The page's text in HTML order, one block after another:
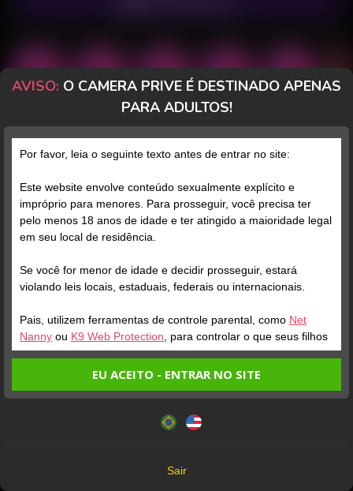
POSTS FANCLUB PAGOS AVALIAÇÕES
Posts (174) Fotos (72) Vídeos
Grátis
Verifique sua conta Verifique sua conta
1
Este website utiliza cookies e tecnologias semelhantes de
Política de Privacidade
você concorda com estes termos.
AVISO: O CAMERA PRIVE É DESTINADO APENAS
PARA ADULTOS!
Por favor, leia o seguinte texto antes de entrar no site:
Este website envolve conteúdo sexualmente explícito e
impróprio para menores. Para prosseguir, você precisa ter
pelo menos 18 anos de idade e ter atingido a maioridade legal
em seu local de residência.
Se você for menor de idade e decidir prosseguir, estará
violando leis locais, estaduais, federais ou internacionais.
Pais, utilizem ferramentas de controle parental, como Net
Nanny ou K9 Web Protection, para controlar o que seus filhos
veem.
fatos:
Tenho ao menos 18 anos de idade e sou maior de idade
EU ACEITO - ENTRAR NO SITE
Sair